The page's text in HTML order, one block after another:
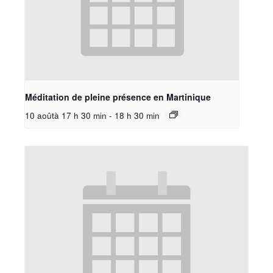
Méditation de pleine présence en Martinique
10 aoûtà 17 h 30 min - 18 h 30 min